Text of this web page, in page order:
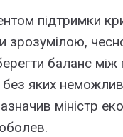
підтримки
зрозумілою,
баланс
яких
міністр